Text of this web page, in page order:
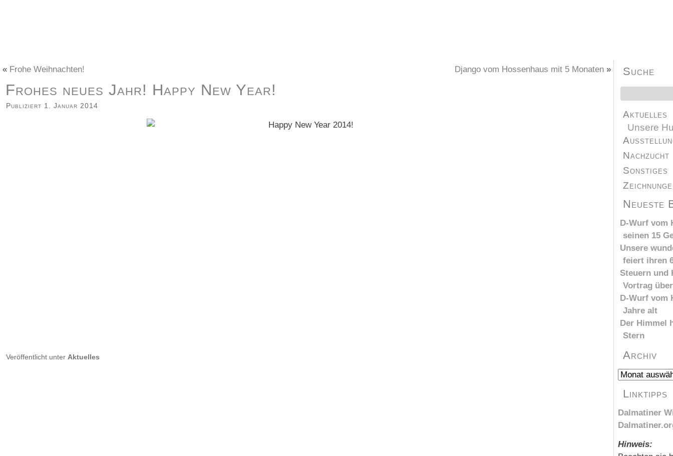
« Frohe Weihnachten! Django vom Hossenhaus mit 5 Monaten »
Frohes neues Jahr! Happy New Year!
Publiziert 1. Januar 2014
Veröffentlicht unter Aktuelles
Suche
Aktuelles
Unsere
Nachzucht
Sonstiges
Neueste
D-Wurf vom
seinen 15
Unsere
feiert ihren
Steuern und
Vortrag
D-Wurf vom
Jahre alt
Der Himmel
Stern
Archiv
Archiv
Linktipps
Dalmatiner
Hinweis: